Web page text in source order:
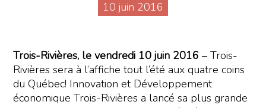
10 juin 2016
Trois-Rivières, le vendredi 10 juin 2016 – Trois-
Rivières sera à l’affiche tout l’été aux quatre coins
du Québec! Innovation et Développement
économique Trois-Rivières a lancé sa plus grande